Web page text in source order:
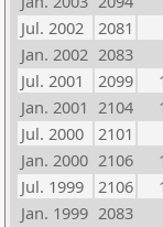
Jul. 2002
2081
Jan. 2002 2083
Jul. 2001
2099
Jan. 2001 2104
Jul. 2000
2101
Jan. 2000 2106
Jul. 1999
2106
Jan. 1999 2083